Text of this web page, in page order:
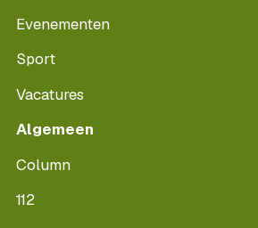
Evenementen
Sport
Vacatures
Algemeen
Column
112